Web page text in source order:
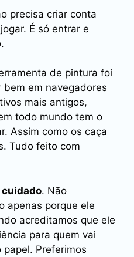
precisa criar conta
É só entrar e
de pintura foi
em navegadores
mais antigos,
todo mundo tem o
Assim como os caça
Tudo feito com
cuidado. Não
apenas porque ele
acreditamos que ele
para quem vai
papel. Preferimos